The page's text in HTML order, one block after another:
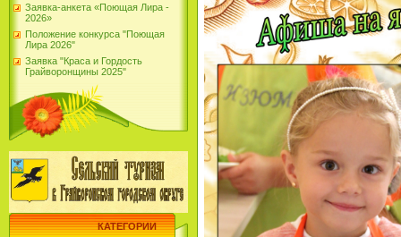
Заявка-анкета «Поющая Лира -
2026»
Положение конкурса "Поющая
Лира 2026"
Заявка "Краса и Гордость
Грайворонщины 2025"
КАТЕГОРИИ